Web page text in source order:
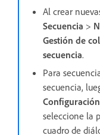
Al crear
Secuencia >
Gestión de
secuencia.
Para
secuencia,
seleccione la
cuadro de